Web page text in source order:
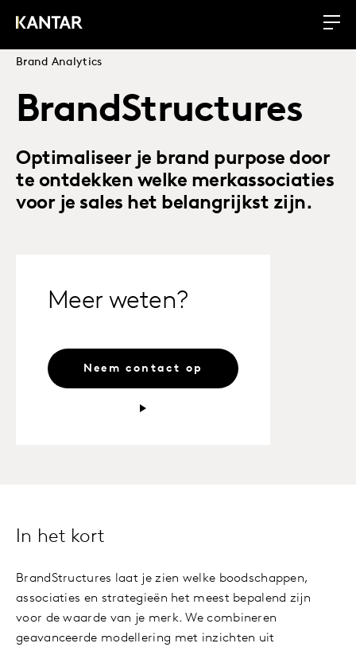
Brand Analytics
BrandStructures
Optimaliseer je brand purpose door
te ontdekken welke merkassociaties
voor je sales het belangrijkst zijn.
Meer weten?
Neem contact op
In het kort
BrandStructures laat je zien welke boodschappen,
associaties en strategieën het meest bepalend zijn
voor de waarde van je merk. We combineren
geavanceerde modellering met inzichten uit